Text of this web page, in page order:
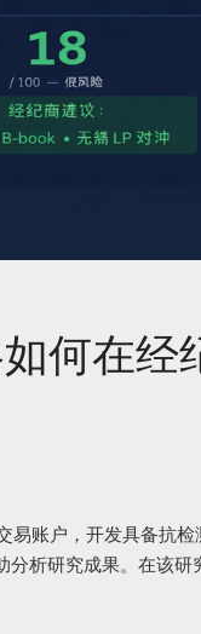
如何在经
易账户，开发具备抗检
分析研究成果。在该研